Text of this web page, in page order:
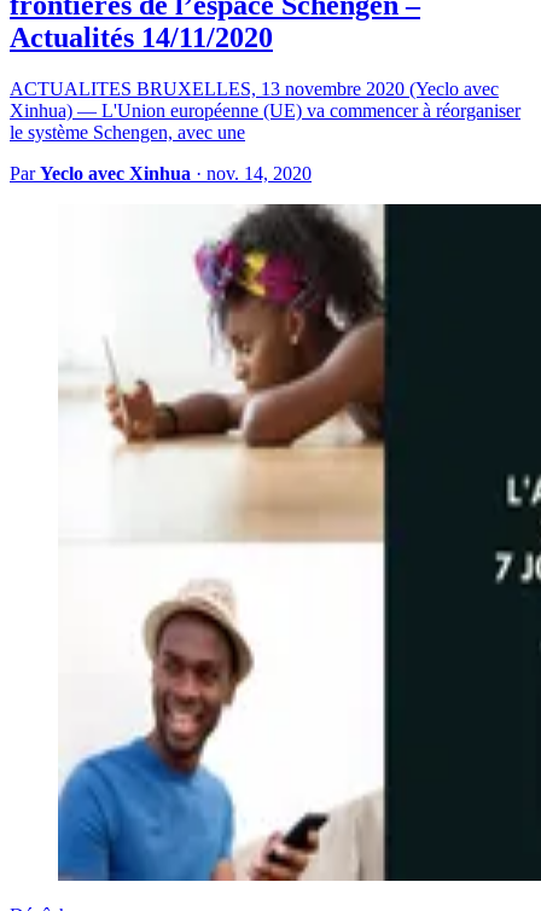
Actualités 14/11/2020
ACTUALITES BRUXELLES, 13 novembre 2020 (Yeclo avec
Xinhua) — L'Union européenne (UE) va commencer à réorganiser
le système Schengen, avec une
ParYeclo avec Xinhua · nov. 14, 2020